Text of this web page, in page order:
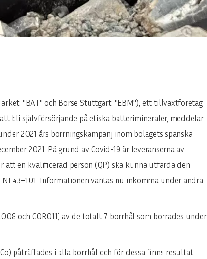
"BAT" och Börse Stuttgart: "EBM"), ett tillväxtföretag
bli självförsörjande på etiska batterimineraler, meddelar
2021 års borrningskampanj inom bolagets spanska
2021. På grund av Covid-19 är leveranserna av
en kvalificerad person (QP) ska kunna utfärda den
43–101. Informationen väntas nu inkomma under andra
och COR011) av de totalt 7 borrhål som borrades under
påträffades i alla borrhål och för dessa finns resultat